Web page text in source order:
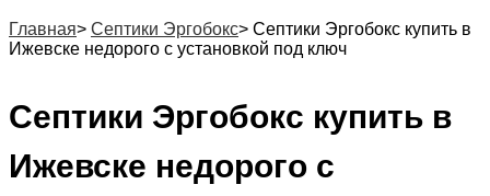
Главная> Септики Эргобокс> Септики Эргобокс купить в
Ижевске недорого с установкой под ключ
Септики Эргобокс купить в
Ижевске недорого с